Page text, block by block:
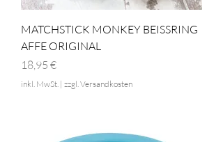
MATCHSTICK MONKEY BEISSRING
AFFE ORIGINAL
Preis
18,95 €
inkl. MwSt. | zzgl. Versandkosten